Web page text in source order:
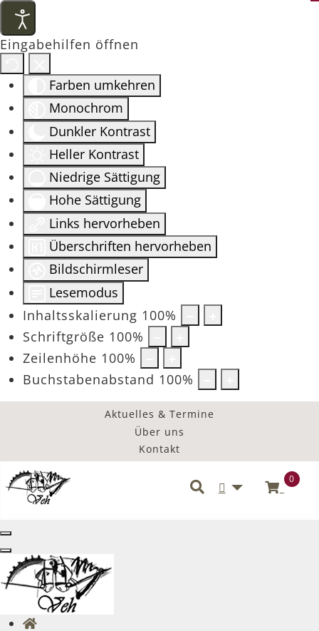
Eingabehilfen öffnen
Farben umkehren
Monochrom
Dunkler Kontrast
Heller Kontrast
Niedrige Sättigung
Hohe Sättigung
Links hervorheben
Überschriften hervorheben
Bildschirmleser
Lesemodus
Inhaltsskalierung 100%
Schriftgröße 100%
Zeilenhöhe 100%
Buchstabenabstand 100%
Aktuelles & Termine
Über uns
Kontakt
Benutzermenü
0